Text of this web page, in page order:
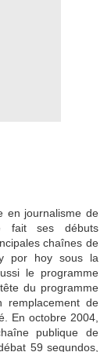
en journalisme de
fait ses débuts
chaînes de
por hoy sous la
le programme
du programme
de
En octobre 2004,
publique de
59 segundos,